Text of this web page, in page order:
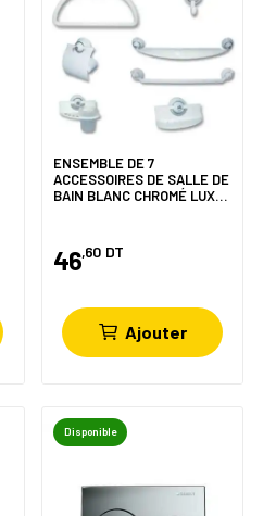
ENSEMBLE DE 7
ACCESSOIRES DE SALLE DE
BAIN BLANC CHROMÉ LUX-
46,60 DT
Ajouter
Disponible